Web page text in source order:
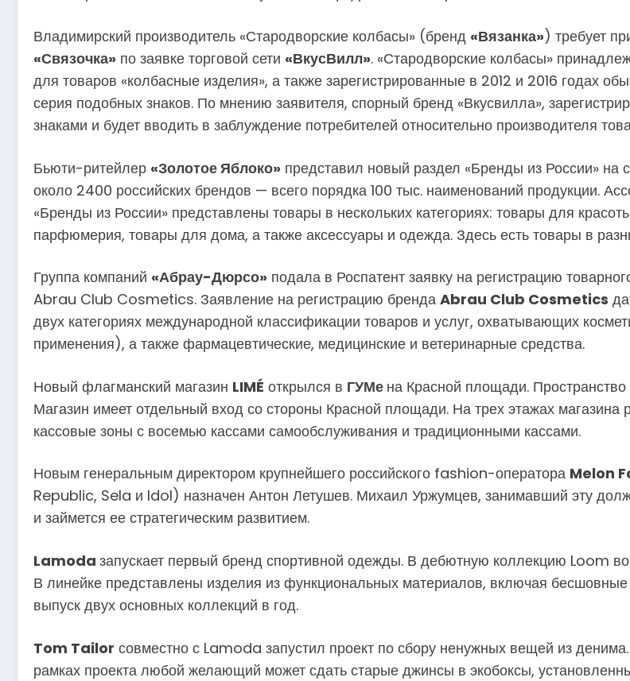
Владимирский производитель «Стародворские колбасы» (бренд «Вязанка») требует
«Связочка» по заявке торговой сети «ВкусВилл». «Стародворские колбасы»
для товаров «колбасные изделия», а также зарегистрированные в 2012 и 2016 годах
серия подобных знаков. По мнению заявителя, спорный бренд «Вкусвилла»,
знаками и будет вводить в заблуждение потребителей относительно производителя
Бьюти-ритейлер «Золотое Яблоко» представил новый раздел «Бренды из России»
около 2400 российских брендов — всего порядка 100 тыс. наименований продукции.
«Бренды из России» представлены товары в нескольких категориях: товары для
парфюмерия, товары для дома, а также аксессуары и одежда. Здесь есть товары в
Группа компаний «Абрау-Дюрсо» подала в Роспатент заявку на регистрацию
Abrau Club Cosmetics. Заявление на регистрацию бренда Abrau Club Cosmetics
двух категориях международной классификации товаров и услуг, охватывающих
применения), а также фармацевтические, медицинские и ветеринарные средства.
Новый флагманский магазин LIMÉ открылся в ГУМе на Красной площади.
Магазин имеет отдельный вход со стороны Красной площади. На трех этажах
кассовые зоны с восемью кассами самообслуживания и традиционными кассами.
Новым генеральным директором крупнейшего российского fashion-оператора Melon
Republic, Sela и Idol) назначен Антон Летушев. Михаил Уржумцев, занимавший эту
и займется ее стратегическим развитием.
Lamoda запускает первый бренд спортивной одежды. В дебютную коллекцию Loom
В линейке представлены изделия из функциональных материалов, включая
выпуск двух основных коллекций в год.
Tom Tailor совместно с Lamoda запустил проект по сбору ненужных вещей из
рамках проекта любой желающий может сдать старые джинсы в экобоксы,